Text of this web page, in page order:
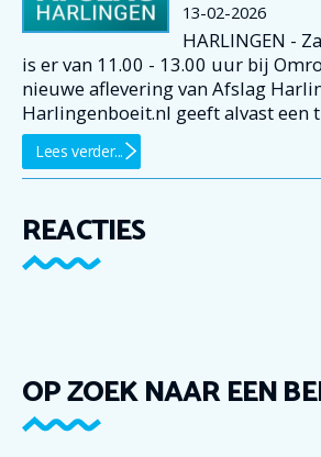
13-02-2026
HARLINGEN -
is er van 11.00 - 13.00 uur bij
nieuwe aflevering van Afslag
Harlingenboeit.nl geeft alvast een
Lees verder...
REACTIES
OP ZOEK NAAR EEN